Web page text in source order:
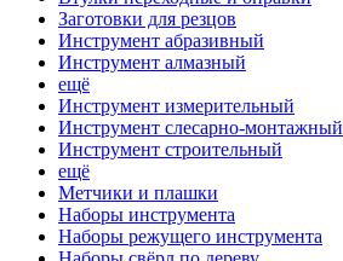
Заготовки для резцов
Инструмент абразивный
Инструмент алмазный
ещё
Инструмент измерительный
Инструмент слесарно-монтажный
Инструмент строительный
ещё
Метчики и плашки
Наборы инструмента
Наборы режущего инструмента